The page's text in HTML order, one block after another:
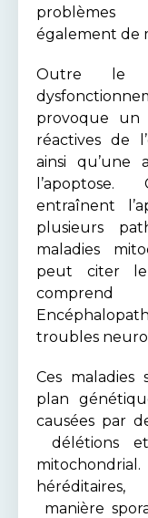
problèmes
également de
Outre le
provoque un
réactives de
ainsi qu’une
entraînent
plusieurs
maladies
peut citer le
comprend
troubles
Ces
plan
causées par
délétions
manière